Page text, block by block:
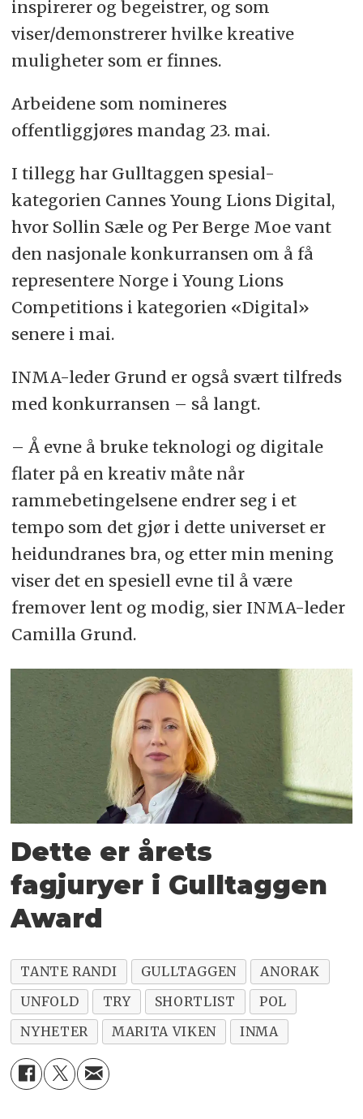
inspirerer og begeistrer, og som
viser/demonstrerer hvilke kreative
muligheter som er finnes.
Arbeidene som nomineres
offentliggjøres mandag 23. mai.
I tillegg har Gulltaggen spesial-
kategorien Cannes Young Lions Digital,
hvor Sollin Sæle og Per Berge Moe vant
den nasjonale konkurransen om å få
representere Norge i Young Lions
Competitions i kategorien «Digital»
senere i mai.
INMA-leder Grund er også svært tilfreds
med konkurransen – så langt.
– Å evne å bruke teknologi og digitale
flater på en kreativ måte når
rammebetingelsene endrer seg i et
tempo som det gjør i dette universet er
heidundranes bra, og etter min mening
viser det en spesiell evne til å være
fremover lent og modig, sier INMA-leder
Camilla Grund.
Dette er årets
fagjuryer i Gulltaggen
Award
TANTE RANDI GULLTAGGEN
ANORAK
UNFOLD
TRY SHORTLIST
POL
NYHETER
MARITA VIKEN INMA